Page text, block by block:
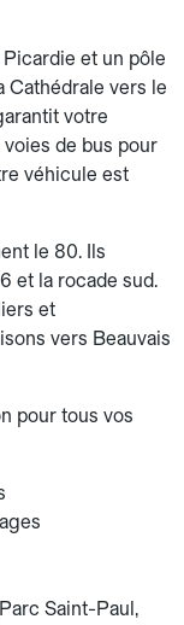
et un pôle
Cathédrale vers le
votre
de bus pour
véhicule est
le 80. Ils
et la rocade sud.
et
vers Beauvais
pour tous vos
Saint-Paul,